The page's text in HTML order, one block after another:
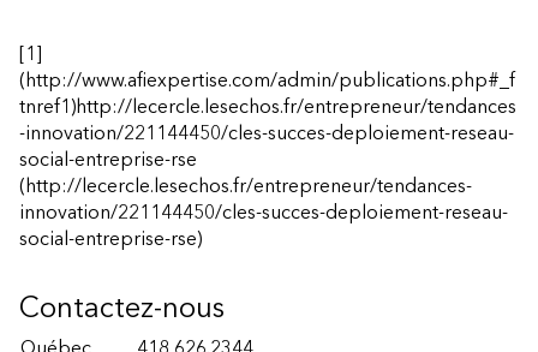
[1]
(http://www.afiexpertise.com/admin/publications.php#_f
tnref1)http://lecercle.lesechos.fr/entrepreneur/tendances
-innovation/221144450/cles-succes-deploiement-reseau-
social-entreprise-rse
(http://lecercle.lesechos.fr/entrepreneur/tendances-
innovation/221144450/cles-succes-deploiement-reseau-
social-entreprise-rse)
Contactez-nous